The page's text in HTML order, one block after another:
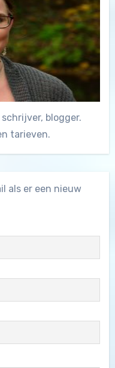
blogger.
tarieven.
als er een nieuw